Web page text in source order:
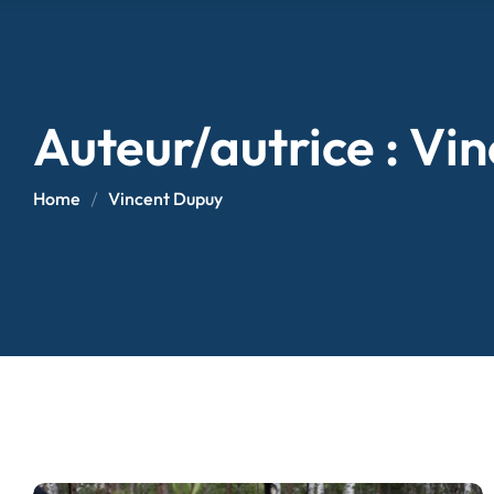
Auteur/autrice :
Home Vincent Dupuy